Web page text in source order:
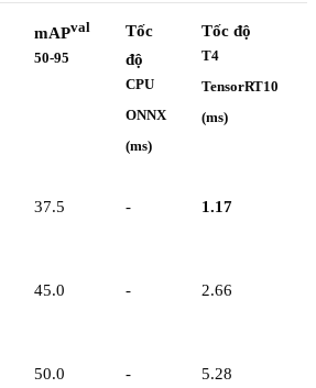
mAPval
50-95
Tốc
độ
CPU
ONNX
(ms)
Tốc độ
T4
TensorRT10
(ms)
37.5 - 1.17
45.0 - 2.66
50.0 - 5.28